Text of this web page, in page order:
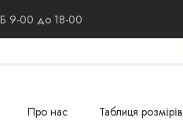
9-00 до 18-00
Про нас Таблиця розмірів